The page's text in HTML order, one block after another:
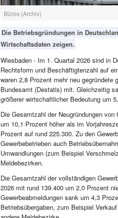
Büros (Archiv)
Die Betriebsgründungen in
Wirtschaftsdaten zeigen.
Wiesbaden - Im 1. Quartal 2026 sind in
Rechtsform und Beschäftigtenzahl auf
waren 2,8 Prozent mehr neu
Bundesamt (Destatis) mit. Gleichzeitig
größerer wirtschaftlicher Bedeutung um
Die Gesamtzahl der Neugründungen
um 10,1 Prozent höher als im
Prozent auf rund 225.300. Zu den
Gewerbebetrieben auch
Umwandlungen (zum Beispiel
Meldebezirken.
Die Gesamtzahl der vollständigen
2026 mit rund 139.400 um 2,0 Prozent
Gewerbeabmeldungen sank um 4,3
Betriebsübergaben, zum Beispiel